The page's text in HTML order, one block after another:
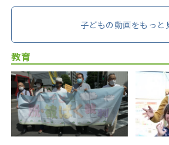
子どもの動画をもっと
教育